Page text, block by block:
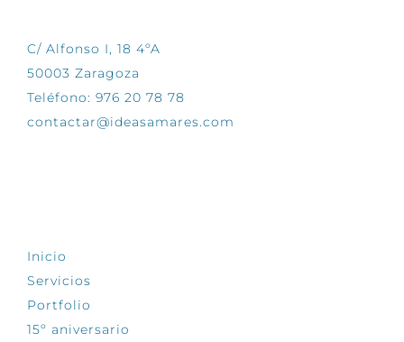
C/ Alfonso I, 18 4ºA
50003 Zaragoza
Teléfono: 976 20 78 78
contactar@ideasamares.com
Inicio
Servicios
Portfolio
15º aniversario